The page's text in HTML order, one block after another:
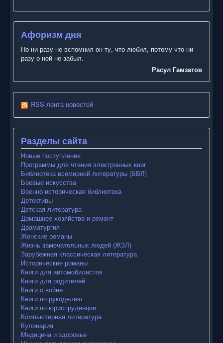
Афоризм дня
Но ни разу не вспомнил он ту, что любил, потому что ни
разу о ней не забыл.
Расул Гамзатов
RSS-лента новостей
Разделы сайта
Новые поступления
Программы для чтения электронных книг
Библиотека всемирной литературы (БВЛ)
Боевые искусства
Военно-историческая библиотека
Детективы
Детская литература
Домашнее хозяйство и ремонт
Драматургия
Женские романы
Жизнь замечательных людей (ЖЗЛ)
Зарубежная классическая литература
Исторические романы
Книги для автомобилистов
Книги для родителей
Книги о войне
Книги по рукоделию
Книги по юриспруденции
Компьютерная литература
Кулинария
Медицина и здоровье